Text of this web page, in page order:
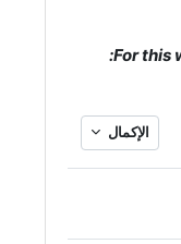
For this
الإكمال